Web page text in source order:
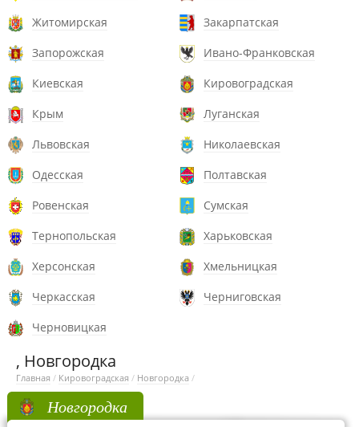
Житомирская
Закарпатская
Запорожская
Ивано-Франковская
Киевская
Кировоградская
Крым
Луганская
Львовская
Николаевская
Одесская
Полтавская
Ровенская
Сумская
Тернопольская
Харьковская
Херсонская
Хмельницкая
Черкасская
Черниговская
Черновицкая
, Новгородка
Главная / Кировоградская / Новгородка /
Новгородка